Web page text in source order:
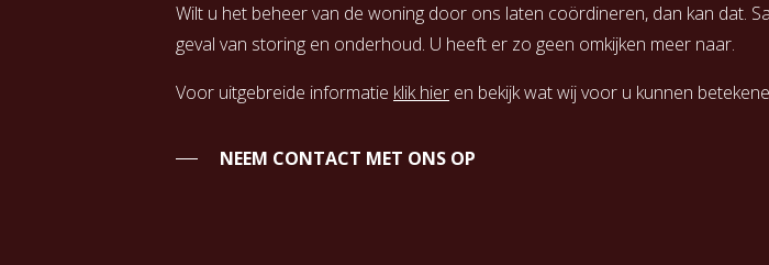
Wilt u het beheer van de woning door ons laten coördineren, dan kan dat.
geval van storing en onderhoud. U heeft er zo geen omkijken meer naar.
Voor uitgebreide informatie klik hier en bekijk wat wij voor u kunnen
NEEM CONTACT MET ONS OP